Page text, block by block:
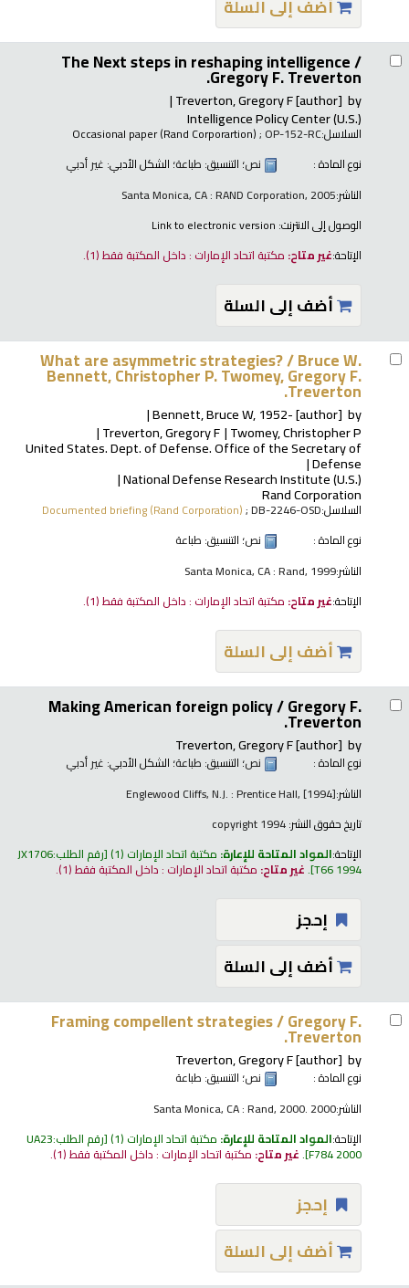
أضف إلى السلة
The Next steps in reshaping intelligence /
Gregory F. Treverton.
by
Treverton, Gregory F[author]
Intelligence Policy Center (U.S.)
السلاسل: Occasional paper (Rand Corporartion); OP-152-RC
نوع المادة :
نص؛ التنسيق: طباعة؛ الشكل الأدبي: غير أدبي
الناشر:Santa Monica, CA : RAND Corporation, 2005
الوصول إلى الانترنت: Link to electronic version
الإتاحة:غير متاح: مكتبة اتحاد الإمارات : داخل المكتبة فقط(1).
أضف إلى السلة
What are asymmetric strategies? /Bruce W.
Bennett, Christopher P. Twomey, Gregory F.
Treverton.
by
Bennett, Bruce W, 1952-[author]
Twomey, Christopher P
Treverton, Gregory F
United States. Dept. of Defense. Office of the Secretary of
Defense
National Defense Research Institute (U.S.)
Rand Corporation
السلاسل: Documented briefing (Rand Corporation); DB-2246-OSD
نوع المادة :
نص؛ التنسيق: طباعة
الناشر:Santa Monica, CA : Rand, 1999
الإتاحة:غير متاح: مكتبة اتحاد الإمارات : داخل المكتبة فقط(1).
أضف إلى السلة
Making American foreign policy /Gregory F.
Treverton.
by
Treverton, Gregory F[author]
نوع المادة : نص؛ التنسيق: طباعة؛ الشكل الأدبي: غير أدبي
الناشر:Englewood Cliffs, N.J. : Prentice Hall, [1994]
تاريخ حقوق النشر:
الإتاحة:المواد المتاحة للإعارة: مكتبة اتحاد الإمارات (1) رقم الطلب:JX1706
T66 1994
.غير متاح: مكتبة اتحاد الإمارات : داخل المكتبة فقط(1).
إحجز
أضف إلى السلة
Framing compellent strategies /Gregory F.
Treverton.
by
Treverton, Gregory F[author]
نوع المادة : نص؛ التنسيق: طباعة
الناشر:Santa Monica, CA : Rand, 2000. 2000
الإتاحة:المواد المتاحة للإعارة: مكتبة اتحاد الإمارات (1) رقم الطلب:UA23
F784 2000
.غير متاح: مكتبة اتحاد الإمارات : داخل المكتبة فقط(1).
إحجز
أضف إلى السلة